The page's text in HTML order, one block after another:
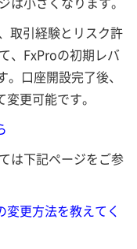
取引経験とリスク許
、FxProの初期レバ
口座開設完了後、
更可能です。
は下記ページをご参
変更方法を教えてく